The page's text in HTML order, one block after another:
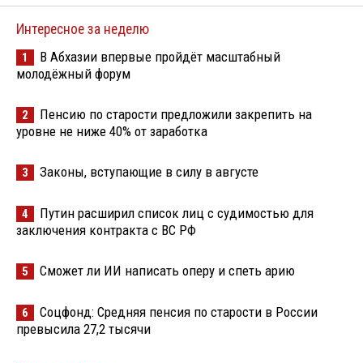
Интересное за неделю
1
В Абхазии впервые пройдёт масштабный
молодёжный форум
2
Пенсию по старости предложили закрепить на
уровне не ниже 40% от заработка
3 Законы, вступающие в силу в августе
4
Путин расширил список лиц с судимостью для
заключения контракта с ВС РФ
5 Сможет ли ИИ написать оперу и спеть арию
6
Соцфонд: Средняя пенсия по старости в России
превысила 27,2 тысячи